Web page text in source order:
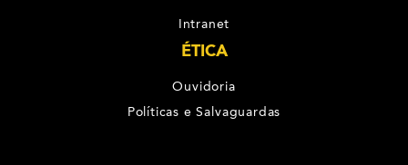
Intranet
ÉTICA
Ouvidoria
Políticas e Salvaguardas